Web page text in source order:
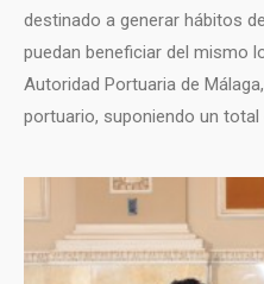
destinado a generar hábitos
puedan beneficiar del mismo
Autoridad Portuaria de
portuario, suponiendo un total